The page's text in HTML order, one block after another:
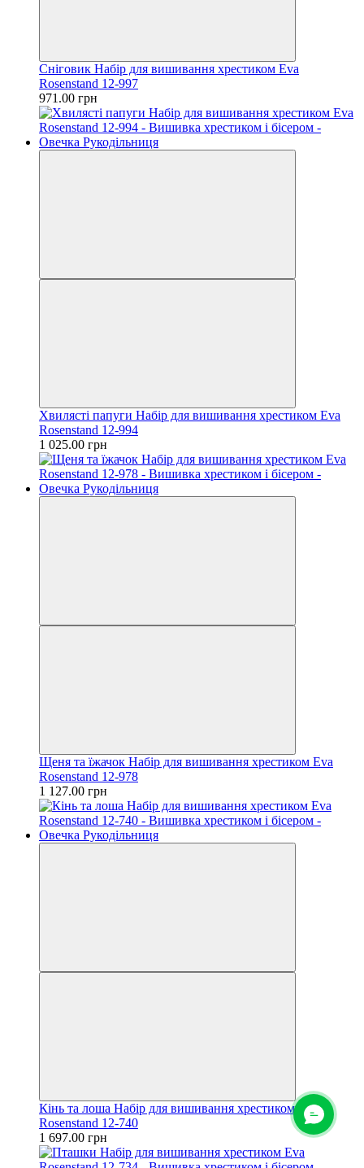
Сніговик Набір для вишивання хрестиком Eva
Rosenstand 12-997
971.00 грн
Хвилясті папуги Набір для вишивання хрестиком Eva
Rosenstand 12-994
1 025.00 грн
Щеня та їжачок Набір для вишивання хрестиком Eva
Rosenstand 12-978
1 127.00 грн
Кінь та лоша Набір для вишивання хрестиком Eva
Rosenstand 12-740
1 697.00 грн